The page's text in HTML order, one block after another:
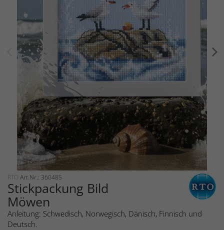
RTO Art.Nr.: 360485
Stickpackung Bild
Möwen
Anleitung: Schwedisch, Norwegisch, Dänisch, Finnisch und
Deutsch.